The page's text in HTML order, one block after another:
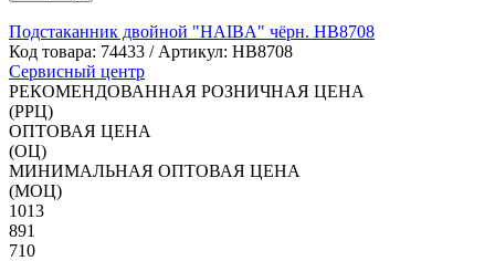
Подстаканник двойной "HAIBA" чёрн. HB8708
Код товара: 74433 / Артикул: HB8708
Сервисный центр
РЕКОМЕНДОВАННАЯ РОЗНИЧНАЯ ЦЕНА
(РРЦ)
ОПТОВАЯ ЦЕНА
(ОЦ)
МИНИМАЛЬНАЯ ОПТОВАЯ ЦЕНА
(МОЦ)
1013
891
710